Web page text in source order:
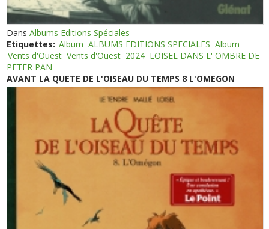
DansAlbums Editions Spéciales
Etiquettes: Album ALBUMS EDITIONS SPECIALES Album
Vents d'Ouest Vents d'Ouest 2024 LOISEL DANS L' OMBRE DE
PETER PAN
AVANT LA QUETE DE L'OISEAU DU TEMPS 8 L'OMEGON